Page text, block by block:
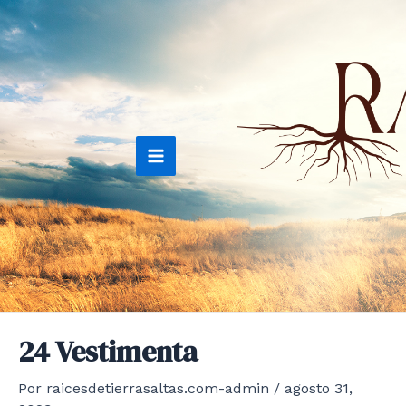
Ir
al
contenido
Main
Menu
24 Vestimenta
Por raicesdetierrasaltas.com-admin / agosto 31,